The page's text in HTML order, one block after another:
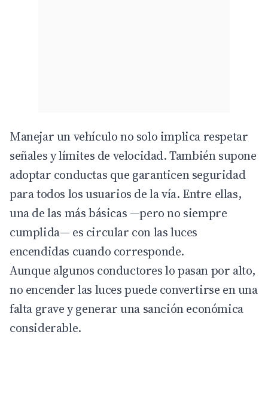
Manejar un vehículo no solo implica respetar
señales y límites de velocidad. También supone
adoptar conductas que garanticen seguridad
para todos los usuarios de la vía. Entre ellas,
una de las más básicas —pero no siempre
cumplida— es circular con las luces
encendidas cuando corresponde.
Aunque algunos conductoreslo pasan por alto,
no encender las luces puede convertirse en una
falta grave y generar una sanción económica
considerable.